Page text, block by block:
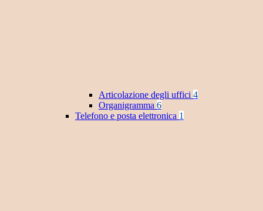
Articolazione degli uffici 4
Organigramma 6
Telefono e posta elettronica 1